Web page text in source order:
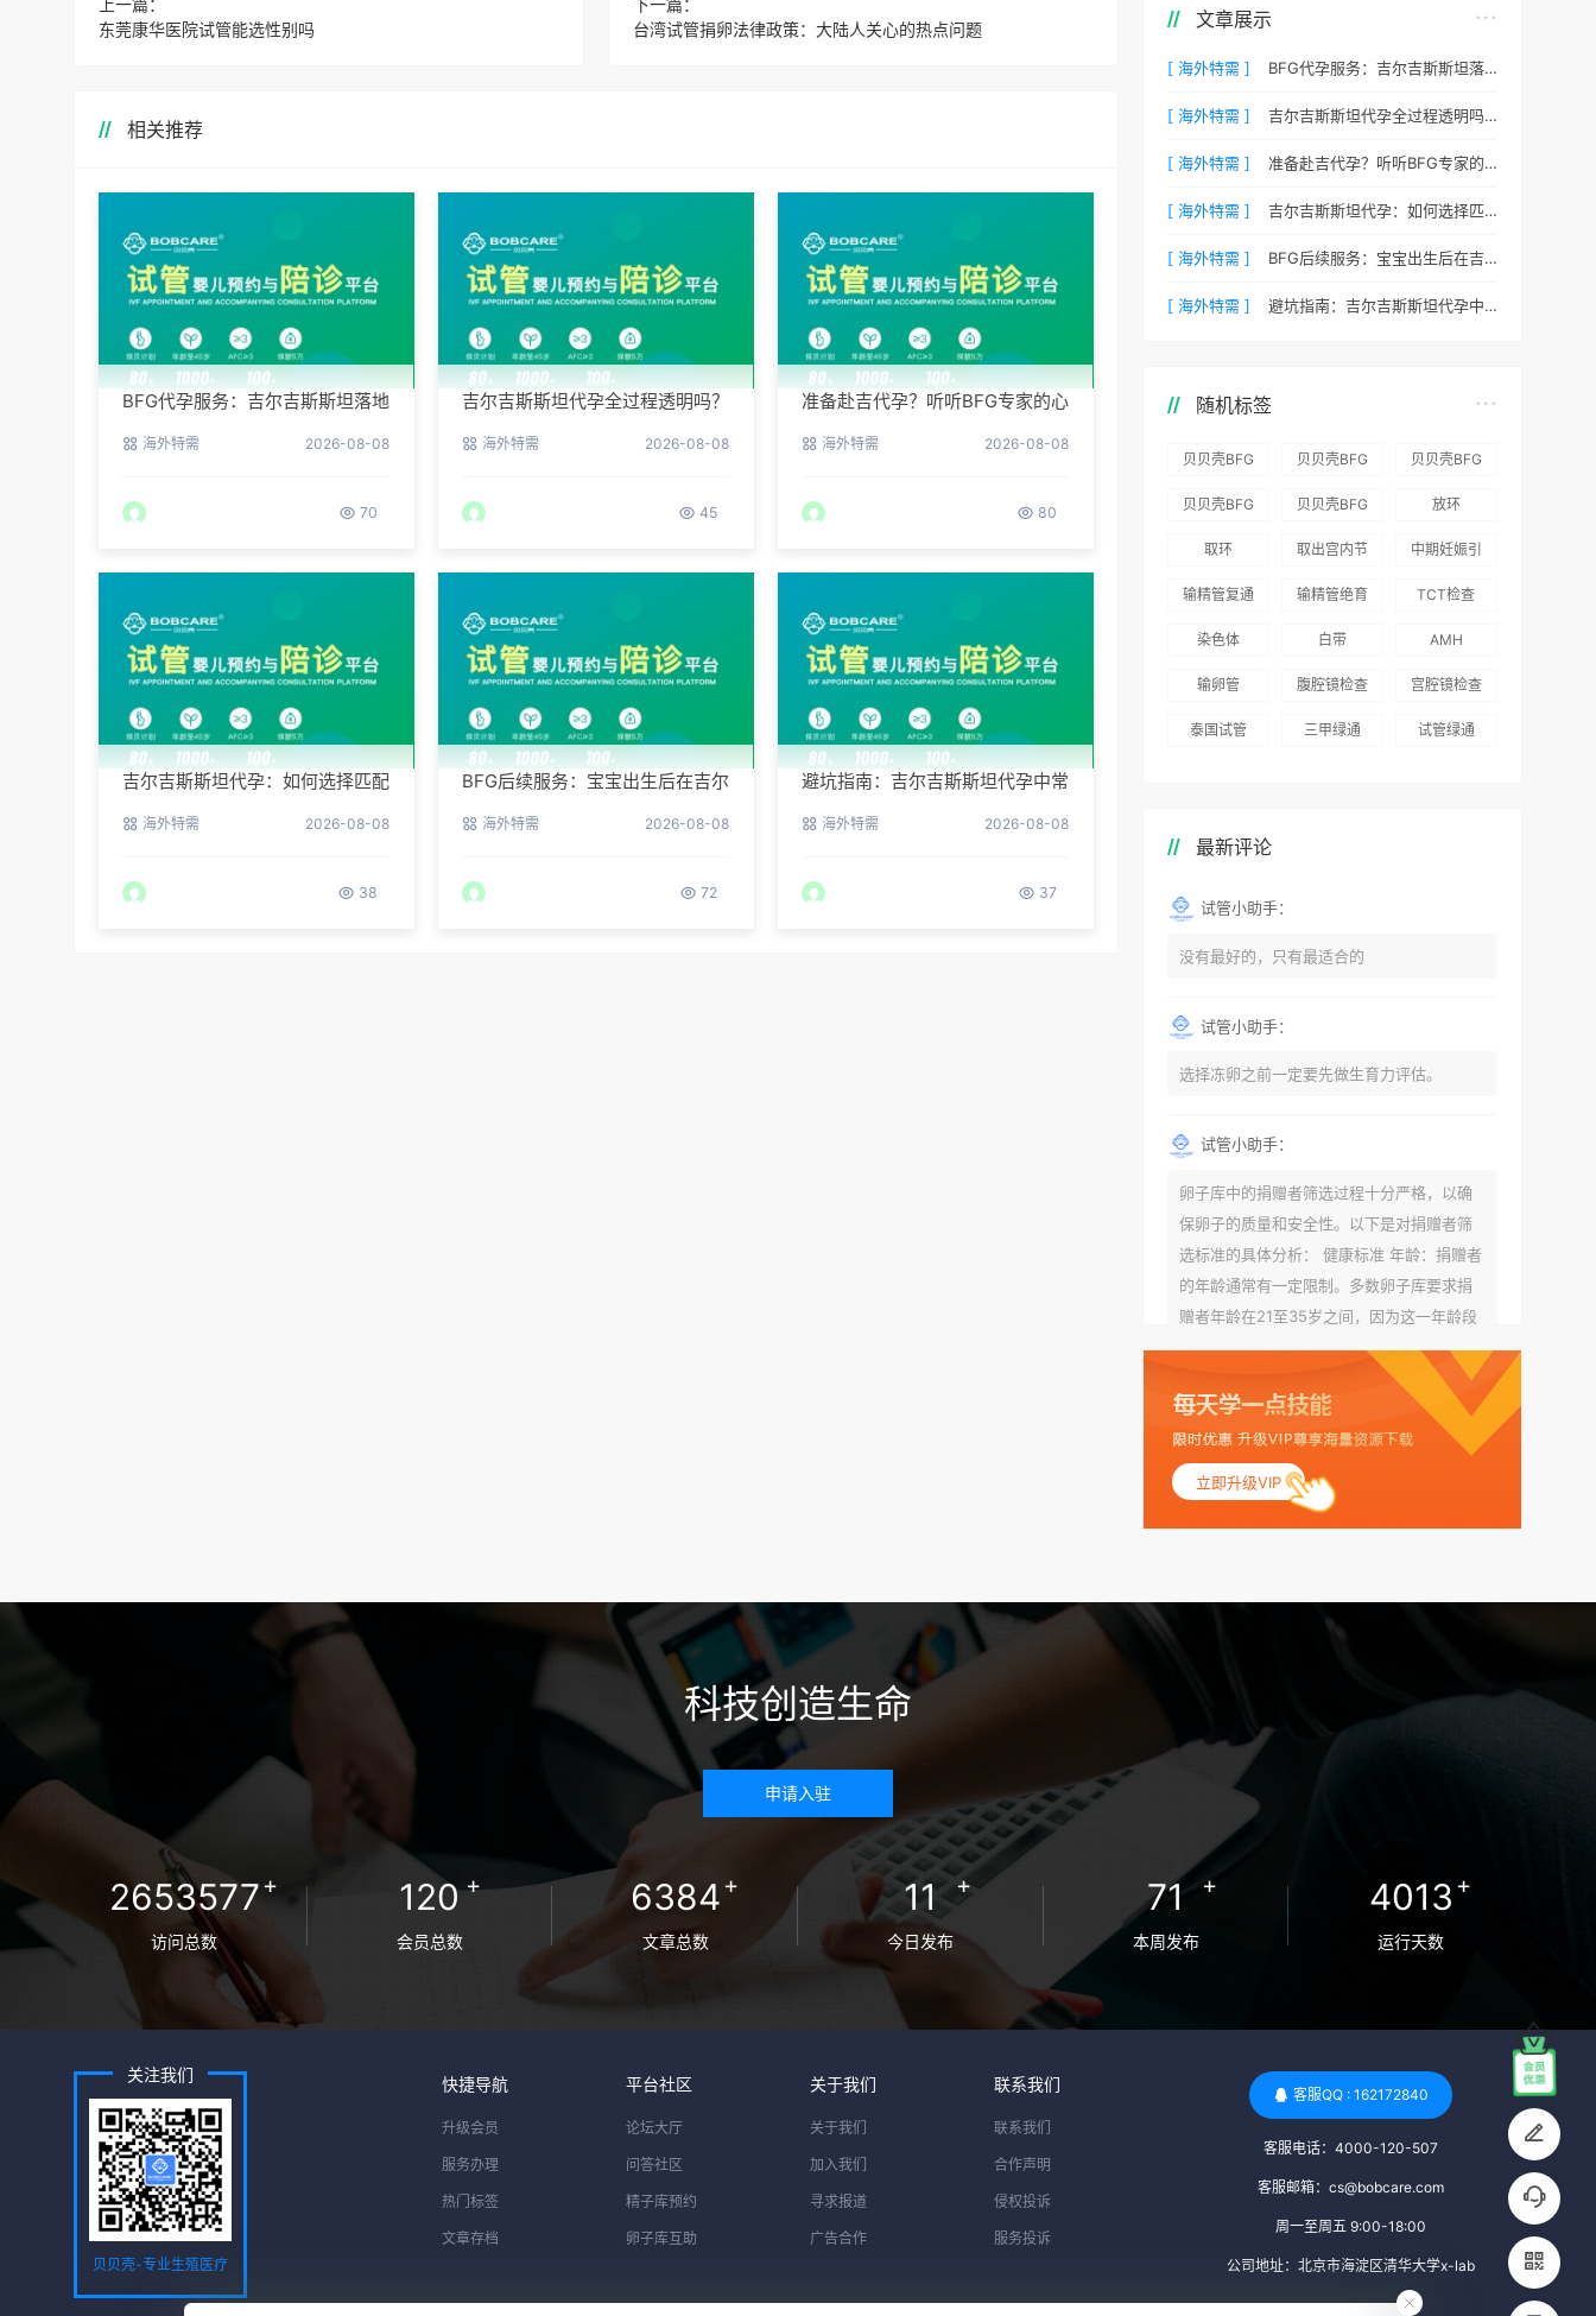
上一篇：
东莞康华医院试管能选性别吗
下一篇：
台湾试管捐卵法律政策：大陆人关心的热点问题
相关推荐
BFG代孕服务：吉尔吉斯斯坦落地
海外特需 2026-08-08
70
吉尔吉斯斯坦代孕全过程透明吗？
海外特需 2026-08-08
45
准备赴吉代孕？听听BFG专家的心
海外特需 2026-08-08
80
吉尔吉斯斯坦代孕：如何选择匹配
海外特需 2026-08-08
38
BFG后续服务：宝宝出生后在吉尔
海外特需 2026-08-08
72
避坑指南：吉尔吉斯斯坦代孕中常
海外特需 2026-08-08
37
文章展示
[ 海外特需 ] BFG代孕服务：吉尔吉斯斯坦落地后的接机与翻译安排
[ 海外特需 ] 吉尔吉斯斯坦代孕全过程透明吗？BFG客户后台详解
[ 海外特需 ] 准备赴吉代孕？听听BFG专家的心理调适建议
[ 海外特需 ] 吉尔吉斯斯坦代孕：如何选择匹配的捐赠者？
[ 海外特需 ] BFG后续服务：宝宝出生后在吉尔吉斯斯坦的体检与回国
[ 海外特需 ] 避坑指南：吉尔吉斯斯坦代孕中常见的五个陷阱
随机标签
贝贝壳BFG
坦就诊患者
贝贝壳BFG
96.3%，“医
得分最高
贝贝壳BFG
划”：抱娃
贝贝壳BFG
资源库志愿
贝贝壳BFG
海外辅助生
放环
取环
取出宫内节
中期妊娠引
输精管复通
输精管绝育
TCT检查
染色体 白带 AMH
输卵管 腹腔镜检查 宫腔镜检查
泰国试管 三甲绿通 试管绿通
最新评论
试管小助手：
没有最好的，只有最适合的
试管小助手：
选择冻卵之前一定要先做生育力评估。
试管小助手：
卵子库中的捐赠者筛选过程十分严格，以确
保卵子的质量和安全性。以下是对捐赠者筛
选标准的具体分析： 健康标准 年龄：捐赠者
的年龄通常有一定限制。多数卵子库要求捐
赠者年龄在21至35岁之间，因为这一年龄段
女性的卵子质量相对较高。不过，不同卵子
库的具体年龄要求可能有所不同。 身体质量
指数（BMI）：捐赠者的BMI通常需要在正常
范围内，以确保其身体健康状况良好。过高
的BMI可能与多种健康问题相关联，包括不孕
症和妊娠并发症。 生殖健康：捐赠者需要有
规律的月经期，无生殖障碍或异常问题。此
赠者及其家庭成员需要无严重的遗传病史、
传染病检查：捐赠者需要进行全面的传染病
检查，包括乙肝、丙肝、HIV、梅毒等。这些
检查旨在确保捐赠者未携带任何可传染给受
卵者的病原体。 药物与生活习惯：捐赠者需
要是非尼古丁使用者、非吸烟者、非吸毒
者，并且未使用可能影响卵子质量的药物，
如某些精神药物和避孕植入物。 学历与心理
标准 学历要求：部分卵子库对捐赠者的学历
为捐赠者，但这并不是绝对的筛选条件。 心
估，以确定其对捐赠过程的态度、理解可能
遇到的问题以及未来与受卵者的关系。这有
助于确保捐赠者在捐赠过程中保持积极的心
态，并理解其捐赠行为的意义。 其他标准 责
尊重预约和时间表。这有助于确保捐赠周期
的顺利进行，并保障受卵者的权益。 面试与
立即升级VIP
科技创造生命
申请入驻
2653577+
访问总数
120+
会员总数
6384+
文章总数
11 +
今日发布
71 +
本周发布
4013 +
运行天数
关注我们
贝贝壳-专业生殖医疗
服务
快捷导航
升级会员
服务办理
热门标签
文章存档
平台社区
论坛大厅
问答社区
精子库预约
卵子库互助
关于我们
关于我们
加入我们
寻求报道
广告合作
联系我们
联系我们
合作声明
侵权投诉
服务投诉
客服QQ : 162172840
客服电话：4000-120-507
客服邮箱：cs@bobcare.com
周一至周五 9:00-18:00
公司地址：北京市海淀区清华大学x-lab